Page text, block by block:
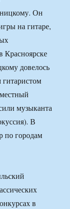
Он
на гитаре,
Красноярске
довелось
гитаристом
музыканта
В
по городам
в